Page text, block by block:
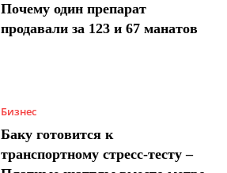
Почему один препарат
продавали за 123 и 67 манатов
Бизнес
Баку готовится к
транспортному стресс-тесту –